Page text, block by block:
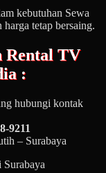
kebutuhan Sewa
tetap bersaing.
Rental TV
:
hubungi kontak
9211
– Surabaya